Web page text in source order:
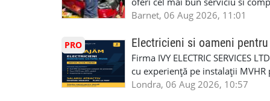
noi oportunități de muncă și de
6RR 🚀 CSCS Colindale – GQA
te astăzi. Construiește-ți viitorul
alegerea ideală: Personal
Auto. Indiferent de situație,
repara in scurt timp si eficient
garaj auto care ofera orice tip de
Lucram cu Toate Garantiile si
Barnet, 06 Aug 2026, 11:01
PRO Electricieni si oameni
Firma IVY ELECTRIC SERVICES
cu experiență pe instalații
obligatorii: 🔹 Full PPE
Londra, 06 Aug 2026, 10:57